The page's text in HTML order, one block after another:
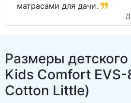
матрасами для дачи.
Размеры
Kids Comfort EVS-
Cotton Little)